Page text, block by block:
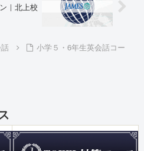
｜北上校
小学５・6年生英会話コー